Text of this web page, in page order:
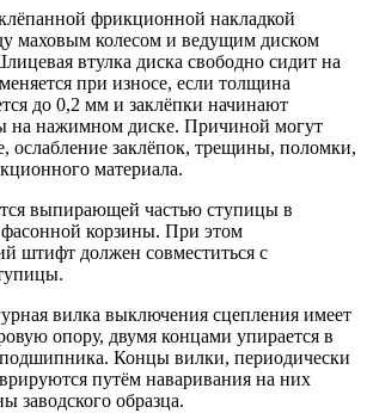
фрикционной накладкой
маховым колесом и ведущим диском
втулка диска свободно сидит на
при износе, если толщина
до 0,2 мм и заклёпки начинают
на нажимном диске. Причиной могут
ослабление заклёпок, трещины, поломки,
материала.
выпирающей частью ступицы в
корзины. При этом
штифт должен совместиться с
вилка выключения сцепления имеет
опору, двумя концами упирается в
Концы вилки, периодически
путём наваривания на них
заводского образца.